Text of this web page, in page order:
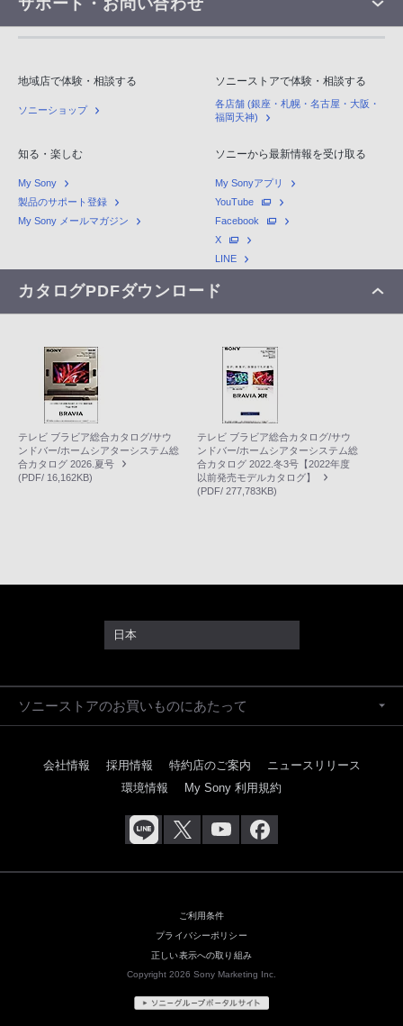
地域店で体験・相談する
ソニーショップ
ソニーストアで体験・相談する
各店舗 (銀座・札幌・名古屋・大阪・
福岡天神)
知る・楽しむ
My Sony
製品のサポート登録
My Sony メールマガジン
ソニーから最新情報を受け取る
My Sonyアプリ
YouTube
Facebook
X
LINE
カタログPDFダウンロード
テレビ ブラビア総合カタログ/サウ
ンドバー/ホームシアターシステム総
合カタログ 2026.夏号
(PDF/ 16,162KB)
テレビ ブラビア総合カタログ/サウ
ンドバー/ホームシアターシステム総
合カタログ 2022.冬3号【2022年度
以前発売モデルカタログ】
(PDF/ 277,783KB)
日本
ソニーストアのお買いものにあたって
会社情報 採用情報 特約店のご案内
ニュースリリース
環境情報
My Sony 利用規約
ご利用条件
プライバシーポリシー
正しい表示への取り組み
Copyright 2026 Sony Marketing Inc.